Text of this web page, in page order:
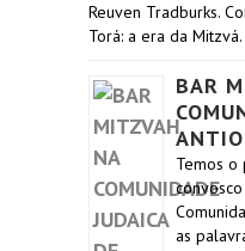
Reuven Tradburks.
Torá: a era da
BAR
Temos
as